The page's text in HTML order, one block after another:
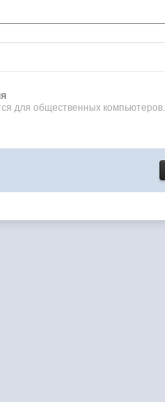
для общественных компьютеров.